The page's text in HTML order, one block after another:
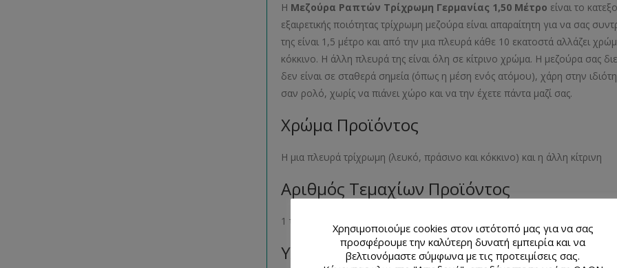
Η Μεζούρα Ραπτών Τρίχρωμη Γερμανίας 1,50 Μέτρο είναι το
εξαιρετικής ποιότητας τρίχρωμη μεζούρα είναι απαραίτητη για να σας
της είναι 1,5 μέτρο και από την μια πλευρά κάθε 10 εκατοστά αλλάζει
κόκκινο. Η άλλη πλευρά της είναι όλη σε κίτρινο χρώμα. Η μεζούρα σας
δεν είναι σε σταθερά σημεία (όπως η μέση ενός ατόμου), χάρη στην
σαν ρολό, χωρίς να πιάνει χώρο και να την έχετε πάντα μαζί σας.
Χρώμα Προϊόντος
Η μια πλευρά τρίχρωμη (λευκό, πράσινο και κόκκινο) και η άλλη κίτρινη
Αριθμός Τεμαχίων Προϊόντος
1 τεμάχιο
Υλικό Προϊόντος
Χρησιμοποιούμε cookies στον ιστότοπό μας για να σας
προσφέρουμε την καλύτερη δυνατή εμπειρία και να
βελτιονόμαστε σύμφωνα με τις προτειμίσεις σας.